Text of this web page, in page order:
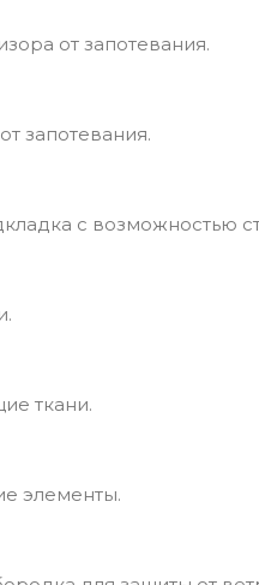
от запотевания.
запотевания.
с возможностью
ткани.
элементы.